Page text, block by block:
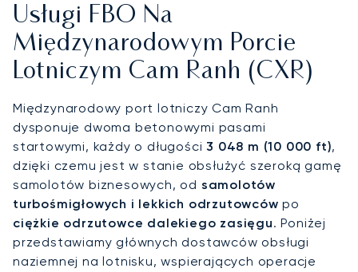
Usługi FBO Na
Międzynarodowym Porcie
Lotniczym Cam Ranh (CXR)
Międzynarodowy port lotniczy Cam Ranh
dysponuje dwoma betonowymi pasami
startowymi, każdy o długości 3 048 m (10 000 ft),
dzięki czemu jest w stanie obsłużyć szeroką gamę
samolotów biznesowych, od samolotów
turbośmigłowych i lekkich odrzutowców po
ciężkie odrzutowce dalekiego zasięgu. Poniżej
przedstawiamy głównych dostawców obsługi
naziemnej na lotnisku, wspierających operacje